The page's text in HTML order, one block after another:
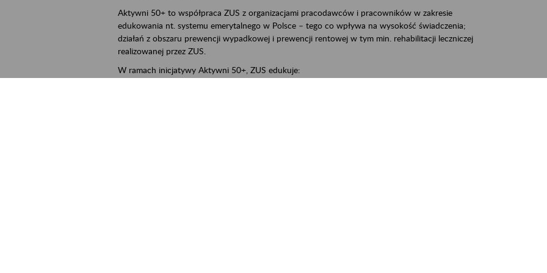
Aktywni 50+ to współpraca ZUS z organizacjami pracodawców i pracowników w zakresie
edukowania nt. systemu emerytalnego w Polsce – tego co wpływa na wysokość świadczenia;
działań z obszaru prewencji wypadkowej i prewencji rentowej w tym min. rehabilitacji leczniczej
realizowanej przez ZUS.
W ramach inicjatywy Aktywni 50+, ZUS edukuje: